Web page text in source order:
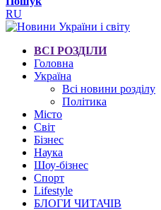
RU
ВСІ РОЗДІЛИ
Головна
Україна
Всі новини розділу
Політика
Місто
Світ
Бізнес
Наука
Шоу-бізнес
Спорт
Lifestyle
БЛОГИ ЧИТАЧІВ